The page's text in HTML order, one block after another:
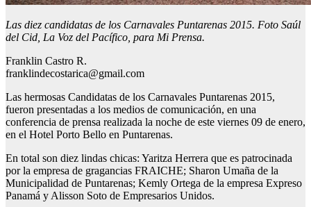
Las diez candidatas de los Carnavales Puntarenas 2015. Foto Saúl
del Cid, La Voz del Pacífico, para Mi Prensa.
Franklin Castro R.
franklindecostarica@gmail.com
Las hermosas Candidatas de los Carnavales Puntarenas 2015,
fueron presentadas a los medios de comunicación, en una
conferencia de prensa realizada la noche de este viernes 09 de enero,
en el Hotel Porto Bello en Puntarenas.
En total son diez lindas chicas: Yaritza Herrera que es patrocinada
por la empresa de gragancias FRAICHE; Sharon Umaña de la
Municipalidad de Puntarenas; Kemly Ortega de la empresa Expreso
Panamá y Alisson Soto de Empresarios Unidos.